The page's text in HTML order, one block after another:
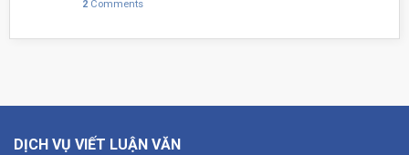
2Comments
DỊCH VỤ VIẾT LUẬN VĂN